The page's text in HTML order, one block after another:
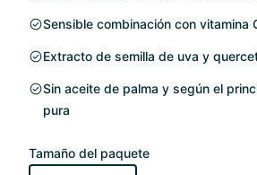
Sensible combinación con vitamina
Extracto de semilla de uva y
Sin aceite de palma y según el
pura
Tamaño del paquete